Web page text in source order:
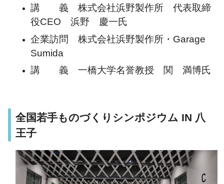
講 義株式会社浜野製作所 代表取締
役CEO 浜野 慶一氏
企業訪問株式会社浜野製作所・Garage
Sumida
講 義一橋大学名誉教授 関 満博氏
全国若手ものづくりシンポジウム IN 八
王子